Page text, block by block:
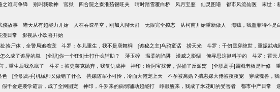
之谁与争锋 别叫我歌神 官狱 四合院之秦淮茹很旺夫 晴时踏雪覆白桥 风月宝鉴 仙灵图谱 都市风流仙医 末世：
侠故事 诸天从有超能力开始 人在吞噬星空，刚加入聊天群 无限完全拟态 从柯南开始重新做人 海贼，我墨菲特不是
漫日常 影视从小欢喜开始
捡尸体，全警局追着宠 斗罗：冬儿重生，我不是唐舞桐 [诡秘之主]乌鸦童话 捞天光 斗罗：千仞雪穿绝世，重振武魂
么成了诡异的崽 [全职]你一个狂剑士打什么辅助？ 薄玉碎 温柔的陷阱 漫威之影蝠 俺寻思这挺科学的 斗罗：霍云
，重生后我杀疯了 斗罗：被史莱克抛弃，我复仇成神 神印：给阿宝找爹，误捅了反派窝 [全职高手]霸图老板是叶修
色 [全职高手]机械师又做错了什么 替嫁随军小可怜，冷面大佬宠上天 不孕被离婚？揣崽嫁大佬被夜夜宠 穿成魂兽，
假千金逆袭学霸后，成了全网团宠 神印，斗罗来的病弱辅助超能打 睁眼醒来，我成了米花町的受害者 都市中产日常